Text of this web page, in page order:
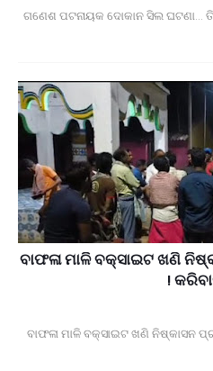
ଗଣେଶ ପଟନାୟକ ଦୋକାନ ସିଲ ଘଟଣା...
ବାଫଳା ମାଳି ବକ୍ସାଇଟ ଖଣି
ବାଫଳା ମାଳି ବକ୍ସାଇଟ ଖଣି ନିଷ୍କାସନ